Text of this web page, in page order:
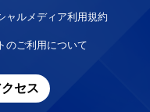
ャルメディア利用規約
のご利用について
セス